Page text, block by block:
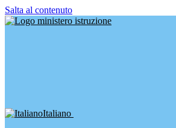
Salta al contenuto
Italiano